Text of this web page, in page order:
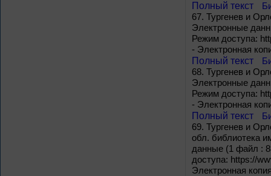
Полный текст
67. Тургeнев и
Электронные
Режим доступа:
- Электронная
Полный текст
68. Тургенев и
Электронные
Режим доступа:
- Электронная
Полный текст
69. Тургенев и
обл. библиотека
данные (1 файл :
доступа: https://
Электронная